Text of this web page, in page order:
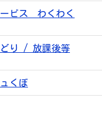
ービス わくわく
り / 放課後等
くぼ